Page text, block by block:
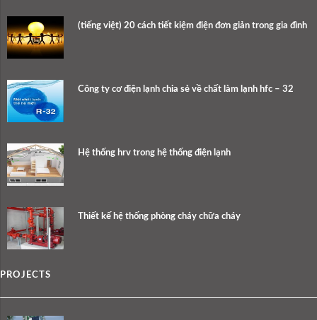
(tiếng việt) 20 cách tiết kiệm điện đơn giản trong gia đình
Công ty cơ điện lạnh chia sẻ về chất làm lạnh hfc – 32
Hệ thống hrv trong hệ thống điện lạnh
Thiết kế hệ thống phòng cháy chữa cháy
PROJECTS